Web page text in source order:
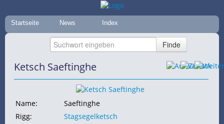
Startseite News Index
Ketsch Saeftinghe
Name:
Saeftinghe
Rigg:
Stagsegelketsch